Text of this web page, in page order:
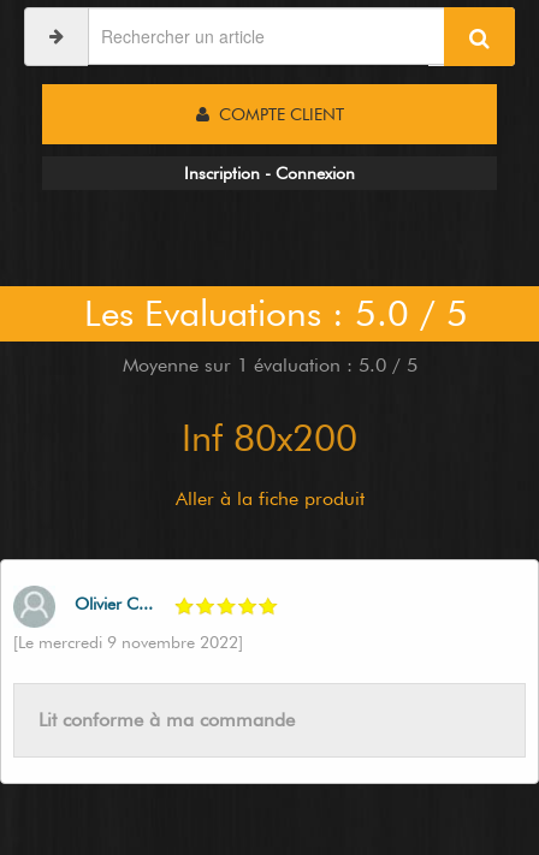
COMPTE CLIENT
Inscription - Connexion
Les Evaluations : 5.0 / 5
Moyenne sur 1 évaluation : 5.0 / 5
Inf 80x200
Aller à la fiche produit
Olivier C...
[Le mercredi 9 novembre 2022]
Lit conforme à ma commande